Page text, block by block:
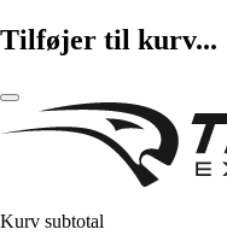
Tilføjer til kurv...
Kurv subtotal